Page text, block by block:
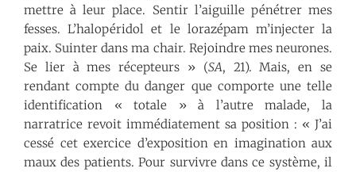
mettre à leur place. Sentir l’aiguille pénétrer mes
fesses. L’halopéridol et le lorazépam m’injecter la
paix. Suinter dans ma chair. Rejoindre mes neurones.
Se lier à mes récepteurs » (SA, 21). Mais, en se
rendant compte du danger que comporte une telle
identification « totale » à l’autre malade, la
narratrice revoit immédiatement sa position : « J’ai
cessé cet exercice d’exposition en imagination aux
maux des patients. Pour survivre dans ce système, il